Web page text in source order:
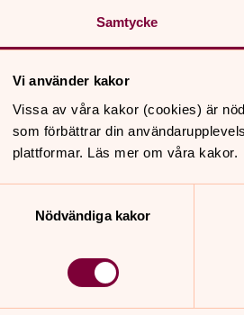
Samtycke
Vi använder kakor
Vissa av våra kakor (cookies) är
som förbättrar din
plattformar. Läs mer om våra kakor.
Nödvändiga kakor